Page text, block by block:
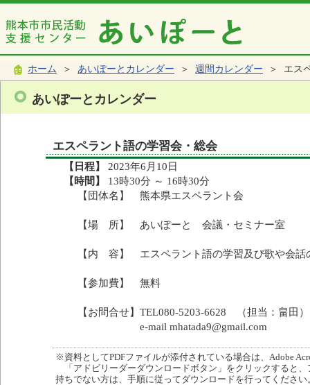
ホーム ＞ あいぽーとカレンダー ＞ 週間カレンダー ＞ エス
あいぽーとカレンダー
エスペラント語の学習会・総会
【日程】
2023年6月10日
【時間】
13時30分 ～ 16時30分
【団体名】 熊本県エスペラント会
【場 所】 あいぽーと 会議・セミナー室
【内 容】 エスペラント語の学習及び歌や会話
【参加費】 無料
【お問合せ】TEL080-5203-6628 （担当：畠田）
e-mail mhatada9@gmail.com
※資料としてPDFファイルが添付されている場合は、Adobe
「アドビリーダーダウンロードボタン」をクリックすると
持ちでない方は、手順に従ってダウンロードを行ってください